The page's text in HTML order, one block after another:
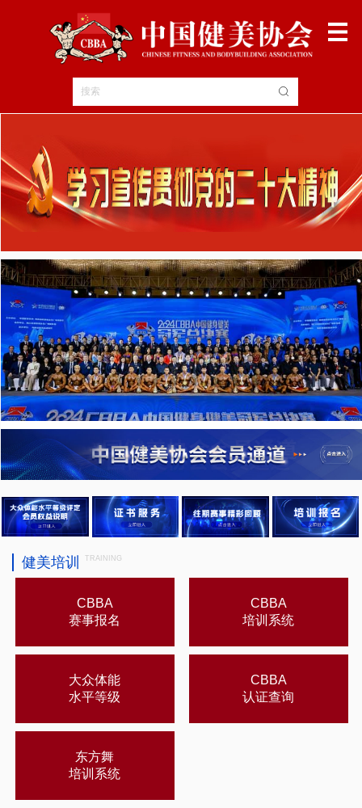
健美培训 TRAINING
CBBA
赛事报名
CBBA
培训系统
大众体能
水平等级
CBBA
认证查询
东方舞
培训系统